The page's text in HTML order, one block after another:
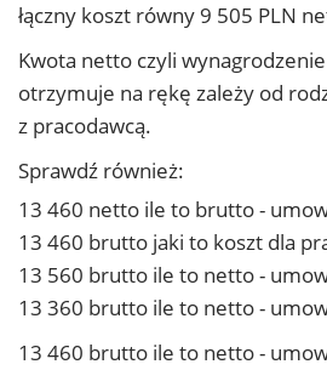
łączny koszt równy 9 505 PLN
Kwota netto czyli
otrzymuje na rękę zależy od
z pracodawcą.
Sprawdź również:
13 460 netto ile to brutto -
13 460 brutto jaki to koszt dla
13 560 brutto ile to netto -
13 360 brutto ile to netto -
13 460 brutto ile to netto -